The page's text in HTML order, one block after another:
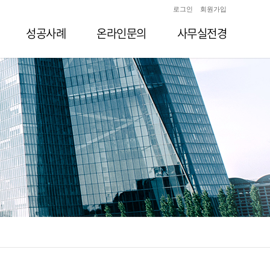
로그인 회원가입
성공사례 온라인문의 사무실전경